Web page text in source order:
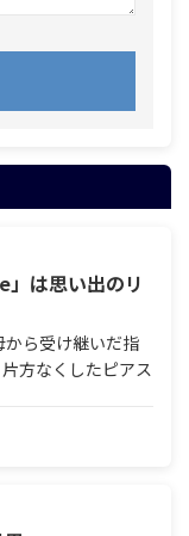
は思い出のリ
から受け継いだ指
方なくしたピアス
に――。魔法のよう
変わらせるジュエ